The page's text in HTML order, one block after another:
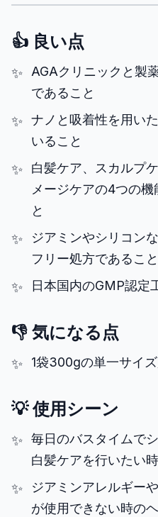
👍 良い点
AGAクリニックと製
であること
ナノと吸着性を用い
いること
白髪ケア、スカルプ
メージケアの4つの機
と
ジアミンやシリコン
フリー処方であること
日本国内のGMP認定
👎 気になる点
1袋300gの単一サイ
💡 使用シーン
毎日のバスタイムで
白髪ケアを行いたい時
ジアミンアレルギー
が使用できない時の